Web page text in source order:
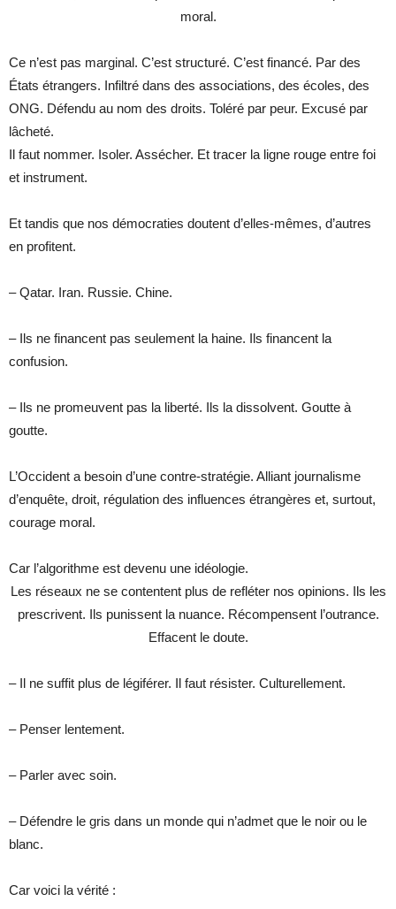
moral.
Ce n’est pas marginal. C’est structuré. C’est financé. Par des
États étrangers. Infiltré dans des associations, des écoles, des
ONG. Défendu au nom des droits. Toléré par peur. Excusé par
lâcheté.
Il faut nommer. Isoler. Assécher. Et tracer la ligne rouge entre foi
et instrument.
Et tandis que nos démocraties doutent d’elles-mêmes, d’autres
en profitent.
– Qatar. Iran. Russie. Chine.
– Ils ne financent pas seulement la haine. Ils financent la
confusion.
– Ils ne promeuvent pas la liberté. Ils la dissolvent. Goutte à
goutte.
L’Occident a besoin d’une contre-stratégie. Alliant journalisme
d’enquête, droit, régulation des influences étrangères et, surtout,
courage moral.
Car l’algorithme est devenu une idéologie.
Les réseaux ne se contentent plus de refléter nos opinions. Ils les
prescrivent. Ils punissent la nuance. Récompensent l’outrance.
Effacent le doute.
– Il ne suffit plus de légiférer. Il faut résister. Culturellement.
– Penser lentement.
– Parler avec soin.
– Défendre le gris dans un monde qui n’admet que le noir ou le
blanc.
Car voici la vérité :